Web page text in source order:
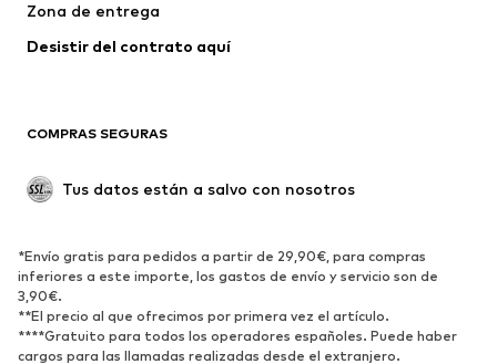
Ropa interior
Abrigos
Tallas grandes
Reciclado
ZAPATOS
Nuevo
Zapatillas de deporte
Botines
Zapatos de tacón y plataforma Botas
Zona de entrega
Desistir del contrato aquí
COMPRAS SEGURAS
Tus datos están a salvo con nosotros
*Envío gratis para pedidos a partir de 29,90€, para compras
inferiores a este importe, los gastos de envío y servicio son de
3,90€.
**El precio al que ofrecimos por primera vez el artículo.
****Gratuito para todos los operadores españoles. Puede haber
cargos para las llamadas realizadas desde el extranjero.